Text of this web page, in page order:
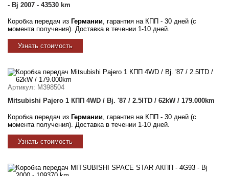
- Bj 2007 - 43530 km
Коробка передач из Германии , гарантия на КПП - 30 дней (с
момента получения). Доставка в течении 1-10 дней.
Узнать стоимость
Артикул: M398504
Mitsubishi Pajero 1 КПП 4WD / Bj. '87 / 2.5lTD / 62kW / 179.000km
Коробка передач из Германии , гарантия на КПП - 30 дней (с
момента получения). Доставка в течении 1-10 дней.
Узнать стоимость